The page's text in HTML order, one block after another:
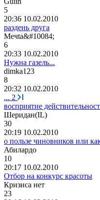
5
20:36 10.02.2010
раздень друга
Мечta&#10084;
6
20:33 10.02.2010
Нужна газель...
dimka123
8
20:32 10.02.2010
... 2
восприятие
Шеридан(IL)
30
20:19 10.02.2010
о пользе чиновников или
Абилардо
10
20:17 10.02.2010
Отбор на конкурс красоты
Кризиса нет
23